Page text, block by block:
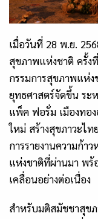
เมื่อวันที่ 28 พ.ย.
สุขภาพแห่งชาติ ครั้
กรรมการสุขภาพแห่ง
ยุทธศาสตร์จัดขึ้น ระ
แพ็ค ฟอรั่ม เมืองทอ
ใหม่ สร้างสุขภาวะไท
การรายงานความก้า
แห่งชาติที่ผ่านมา พร้
เคลื่อนอย่างต่อเนื่อง
สำหรับมติสมัชชาสุข